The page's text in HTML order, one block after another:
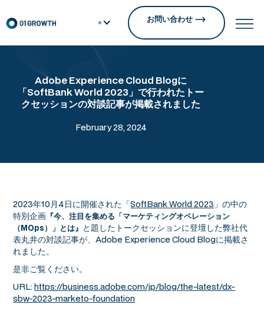
お問い合わせ
Adobe Experience Cloud Blogに
「SoftBank World 2023」で行われたトー
クセッションの対談記事が掲載されました
February 28, 2024
2023年10月4日に開催された「SoftBank World 2023 」の中の
特別企画 『今、注目を集める「マーケティングオペレーション
（MOps）」とは』 と題したトークセッションに登壇した弊社代
表丸井の対談記事が、Adobe Experience Cloud Blogに掲載さ
れました。
是非ご覧ください。
URL:https://business.adobe.com/jp/blog/the-latest/dx-
sbw-2023-marketo-foundation